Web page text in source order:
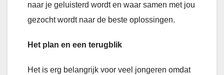
naar je geluisterd wordt en waar samen met jou
gezocht wordt naar de beste oplossingen.
Het plan en een terugblik
Het is erg belangrijk voor veel jongeren omdat